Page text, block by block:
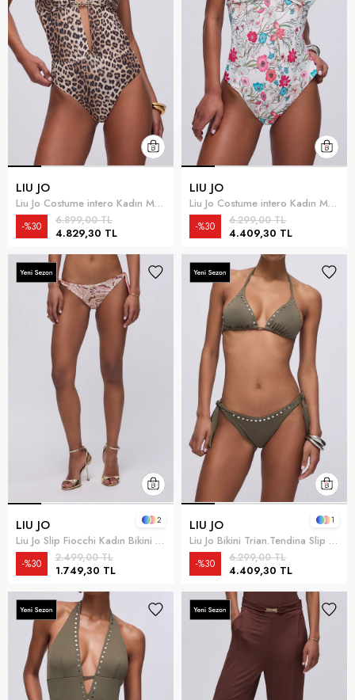
LIU JO
Liu Jo Costume intero Kadın Mayo Çok Renkli
4.829,30 TL
6.899,00 TL
%30
LIU JO
Liu Jo Costume intero Kadın Mayo Çok Renkli
4.409,30 TL
6.299,00 TL
%30
LIU JO
Liu Jo Slip Fiocchi Kadın Bikini Altı Çok Renkli
1.749,30 TL
2.499,00 TL
%30
2 LIU JO
Liu Jo Bikini Trian.Tendina Slip Fioc Kadın Bikini Takımı Çok Renkli
4.409,30 TL
6.299,00 TL
%30
1